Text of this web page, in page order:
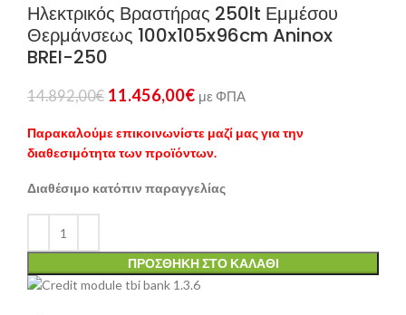
Ηλεκτρικός Βραστήρας 250lt Εμμέσου
Θερμάνσεως 100x105x96cm Aninox
BREI-250
14.892,00€ 11.456,00€ με ΦΠΑ
Παρακαλούμε επικοινωνίστε μαζί μας για την
διαθεσιμότητα των προϊόντων.
Διαθέσιμο κατόπιν παραγγελίας
ΠΡΟΣΘΉΚΗ ΣΤΟ ΚΑΛΆΘΙ